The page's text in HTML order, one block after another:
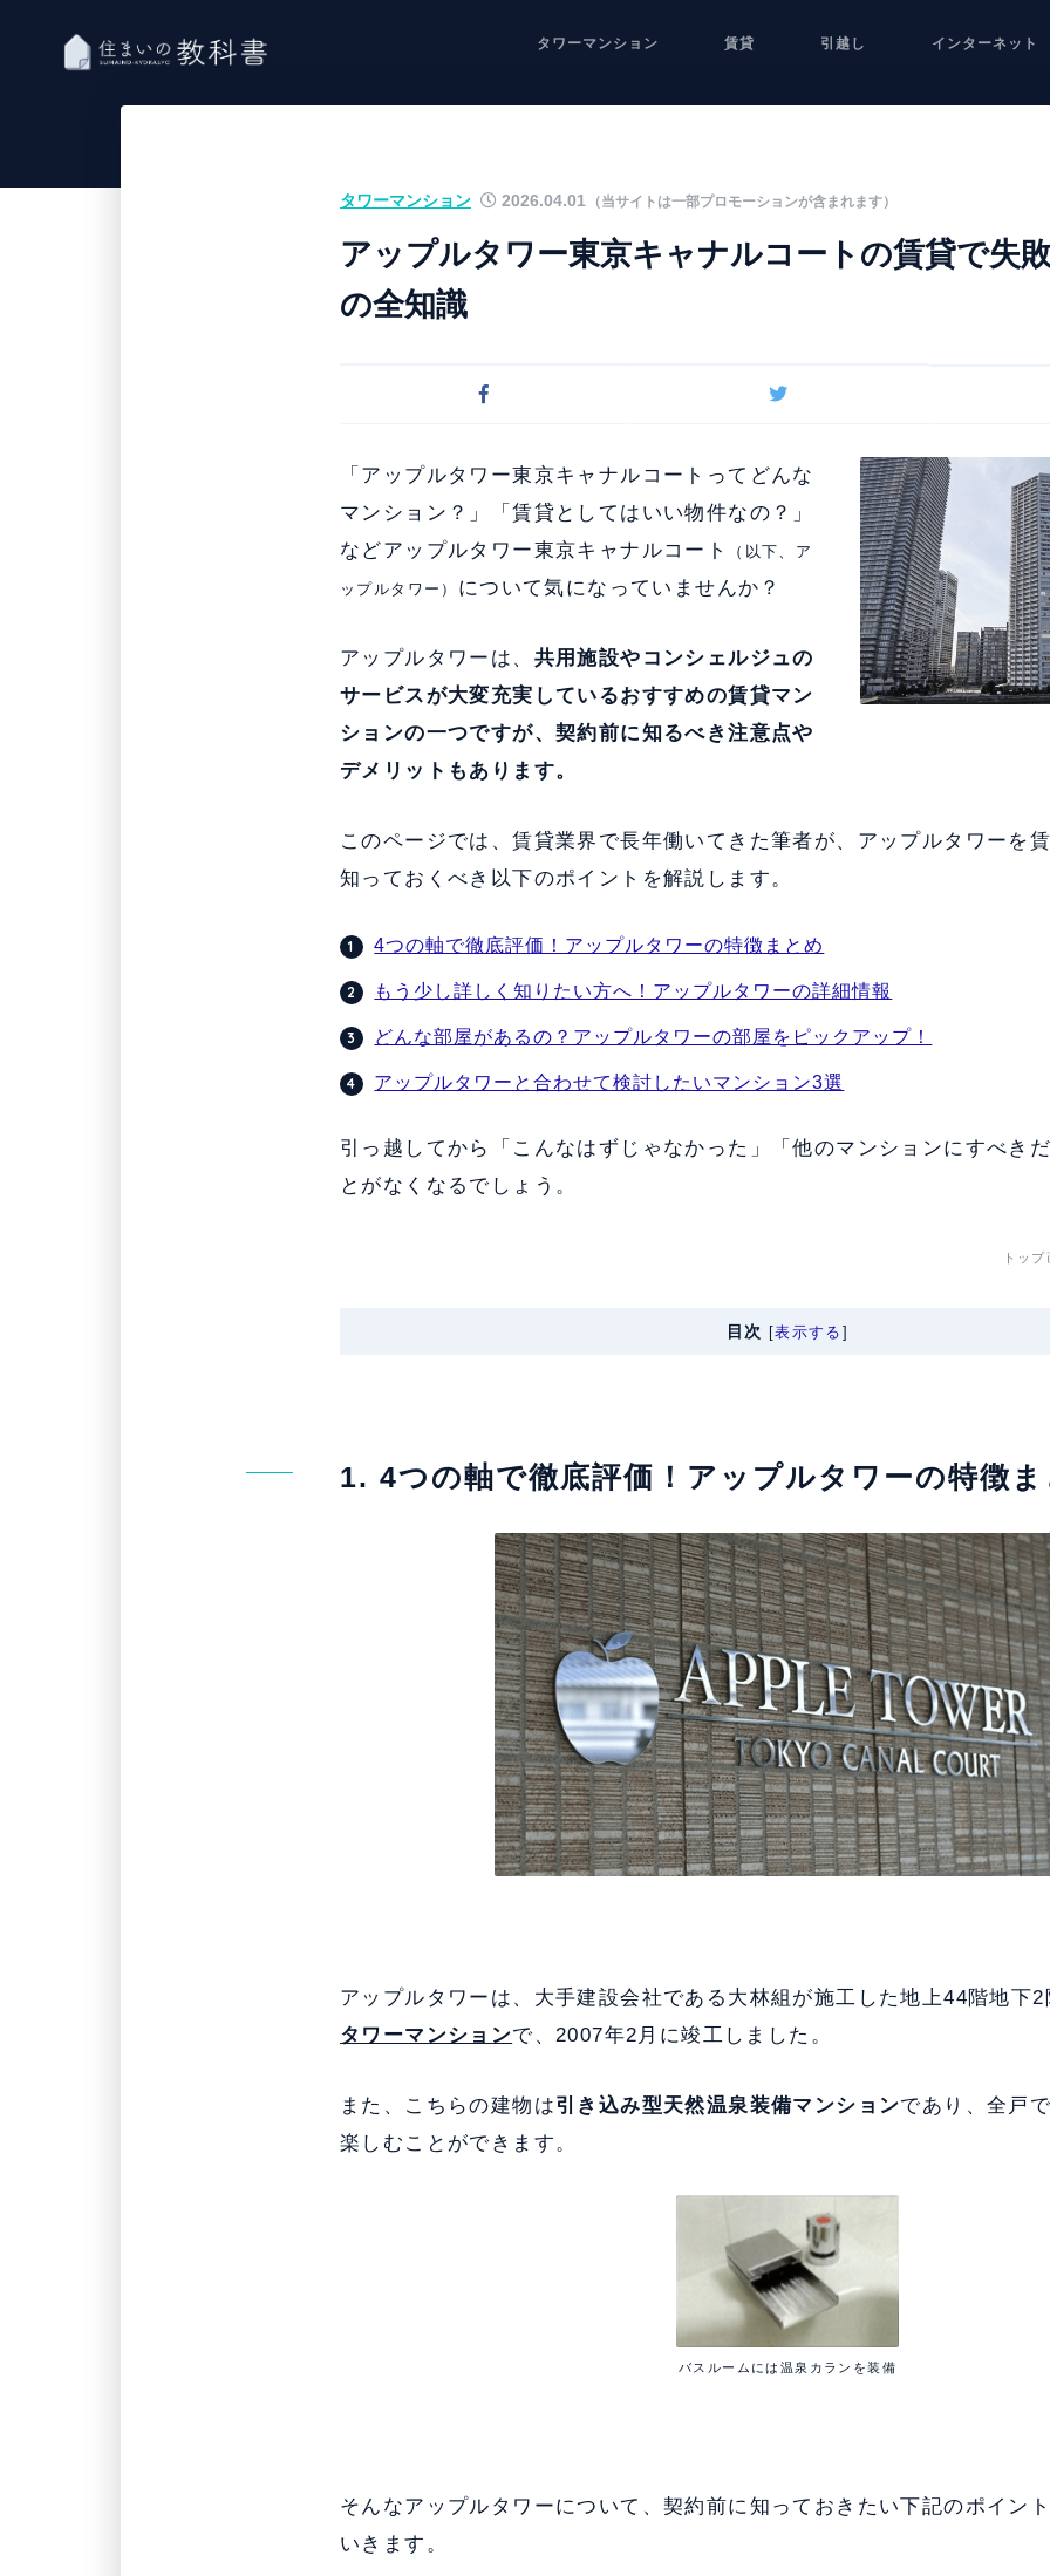
タワーマンション 賃貸 引越し インターネット
（当サイトは一部プロモーションが含まれます）
タワーマンション 2026.04.01
アップルタワー東京キャナルコートの賃貸で失
の全知識
「アップルタワー東京キャナルコートってどんな
マンション？」「賃貸としてはいい物件なの？」
などアップルタワー東京キャナルコート
（以下、ア
ップルタワー） について気になっていませんか？
アップルタワーは、 共用施設やコンシェルジュの
サービスが大変充実しているおすすめの賃貸マン
ションの一つですが、契約前に知るべき注意点や
デメリットもあります。
このページでは、賃貸業界で長年働いてきた筆者が、アップルタワーを
知っておくべき以下のポイントを解説します。
4つの軸で徹底評価！アップルタワーの特徴まとめ
もう少し詳しく知りたい方へ！アップルタワーの詳細情報
どんな部屋があるの？アップルタワーの部屋をピックアップ！
アップルタワーと合わせて検討したいマンション3選
引っ越してから「こんなはずじゃなかった」「他のマンションにすべき
とがなくなるでしょう。
トッ
目次 [表示する
1. 4つの軸で徹底評価！アップルタワーの特徴
アップルタワーは、大手建設会社である大林組が施工した地上44階地下
タワーマンションで、2007年2月に竣工しました。
また、こちらの建物は引き込み型天然温泉装備マンションであり、全戸
楽しむことができます。
バスルームには温泉カランを装備
そんなアップルタワーについて、契約前に知っておきたい下記のポイン
いきます。